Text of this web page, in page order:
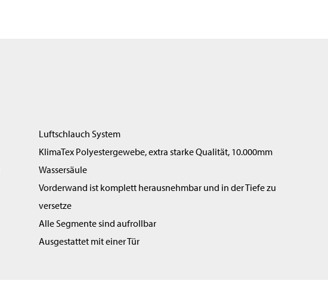
Luftschlauch System
KlimaTex Polyestergewebe, extra starke Qualität, 10.000mm
Wassersäule
Vorderwand ist komplett herausnehmbar und in der Tiefe zu
versetze
Alle Segmente sind aufrollbar
Ausgestattet mit einer Tür